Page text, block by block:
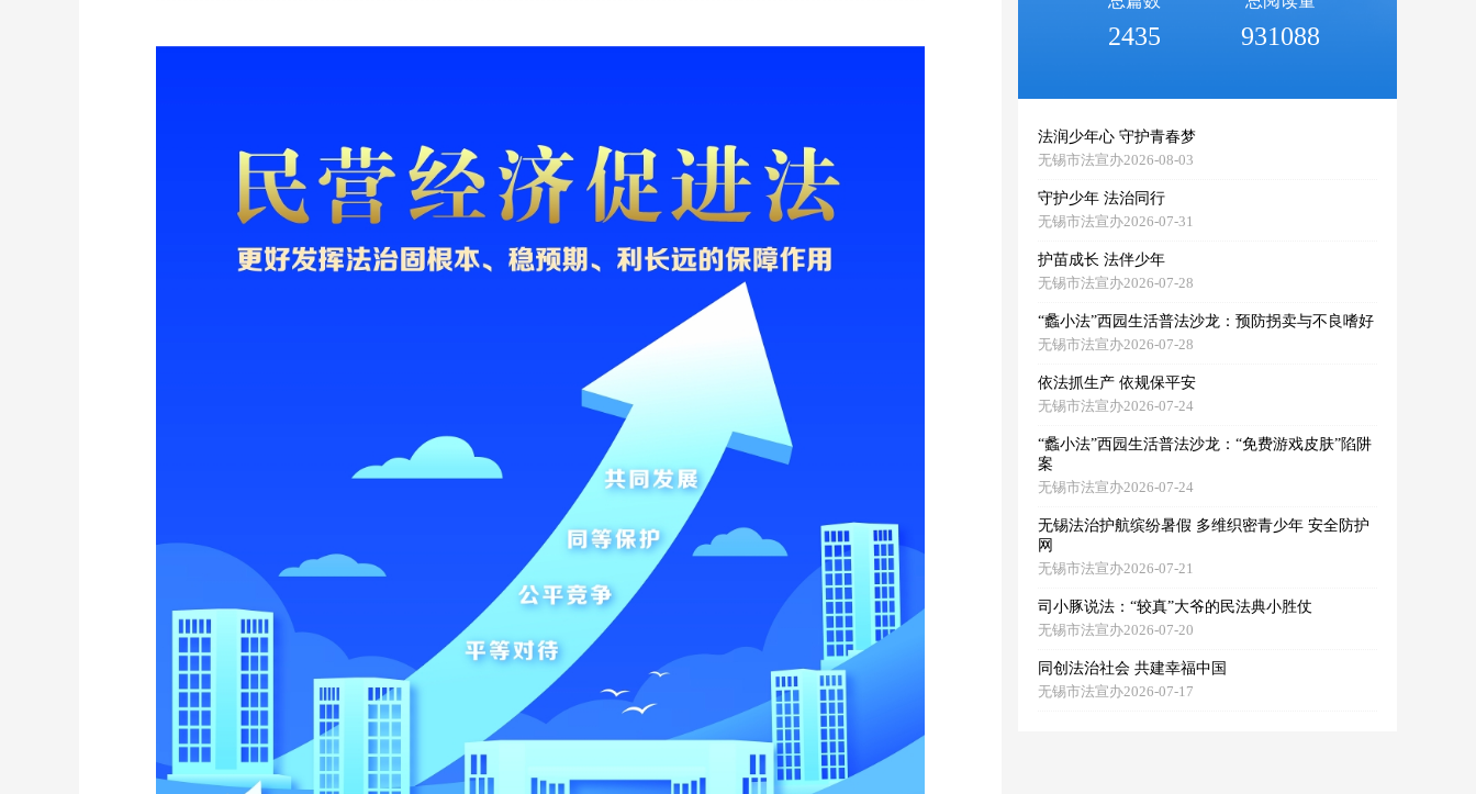
2435 931088
法润少年心 守护青春梦
无锡市法宣办2026-08-03
守护少年 法治同行
无锡市法宣办2026-07-31
护苗成长 法伴少年
无锡市法宣办2026-07-28
“蠡小法”西园生活普法沙龙：预防拐卖与不良嗜好
无锡市法宣办2026-07-28
依法抓生产 依规保平安
无锡市法宣办2026-07-24
“蠡小法”西园生活普法沙龙：“免费游戏皮肤”陷阱
案
无锡市法宣办2026-07-24
无锡法治护航缤纷暑假 多维织密青少年 安全防护
网
无锡市法宣办2026-07-21
司小豚说法：“较真”大爷的民法典小胜仗
无锡市法宣办2026-07-20
同创法治社会 共建幸福中国
无锡市法宣办2026-07-17